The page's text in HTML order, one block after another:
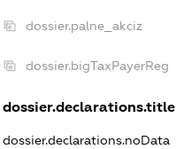
dossier.palne_akciz
dossier.bigTaxPayerReg
dossier.declarations.title
dossier.declarations.noData